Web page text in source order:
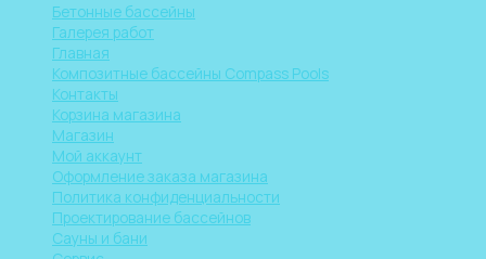
Бетонные бассейны
Галерея работ
Главная
Композитные бассейны Compass Pools
Контакты
Корзина магазина
Магазин
Мой аккаунт
Оформление заказа магазина
Политика конфиденциальности
Проектирование бассейнов
Сауны и бани